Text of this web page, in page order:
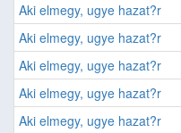
Aki elmegy, ugye hazat?r
Aki elmegy, ugye hazat?r
Aki elmegy, ugye hazat?r
Aki elmegy, ugye hazat?r
Aki elmegy, ugye hazat?r